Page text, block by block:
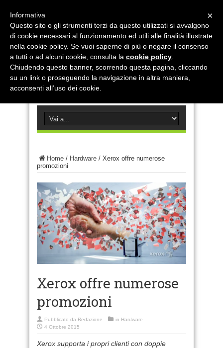
Home / Hardware / Xerox offre numerose
promozioni
Xerox offre numerose
promozioni
Pubblicato da Redazione in Hardware
4 Ottobre 2015
Xerox supporta i propri clienti con doppie
×
Informativa
Questo sito o gli strumenti terzi da questo utilizzati si avvalgono
di cookie necessari al funzionamento ed utili alle finalità illustrate
nella cookie policy. Se vuoi saperne di più o negare il consenso
a tutti o ad alcuni cookie, consulta la cookie policy
Chiudendo questo banner, scorrendo questa pagina, cliccando
su un link o proseguendo la navigazione in altra maniera,
acconsenti all’uso dei cookie.